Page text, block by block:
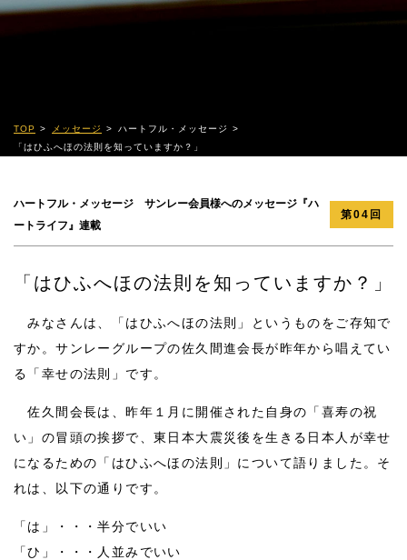
TOP メッセージ
ハートフル・メッセージ
「はひふへほの法則を知っていますか？」
ハートフル・メッセージ サンレー会員様へのメッセージ『ハ
ートライフ』連載
第04回
「はひふへほの法則を知っていますか？」
みなさんは、「はひふへほの法則」というものをご存知で
すか。サンレーグループの佐久間進会長が昨年から唱えてい
る「幸せの法則」です。
佐久間会長は、昨年１月に開催された自身の「喜寿の祝
い」の冒頭の挨拶で、東日本大震災後を生きる日本人が幸せ
になるための「はひふへほの法則」について語りました。そ
れは、以下の通りです。
「は」・・・半分でいい
「ひ」・・・人並みでいい